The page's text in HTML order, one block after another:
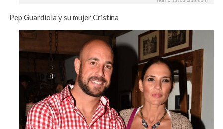
Pep Guardiola y su mujer Cristina